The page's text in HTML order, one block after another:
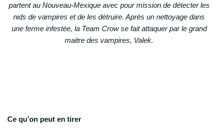
partent au Nouveau-Mexique avec pour mission de détecter les
nids de vampires et de les détruire. Après un nettoyage dans
une ferme infestée, la Team Crow se fait attaquer par le grand
maitre des vampires, Valek.
Ce qu’on peut en tirer